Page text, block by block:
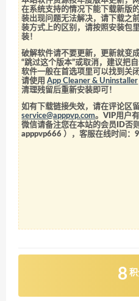
在系统支持的情况下能下载新版
装出现问题无法解决，请下载之
装方式上的区别，请按照安装包
装！
破解软件请不要更新，更新就变
“跳过这个版本”或取消，建议把
软件一般在首选项里可以找到关
请使用App Cleaner & Uninstaller
清理残留后重新安装即可！
如有下载链接失效，请在评论区
service@apppvp.com。VIP用户
微信请备注您在本站的会员ID否
apppvp666 ），客服在线时间：
8